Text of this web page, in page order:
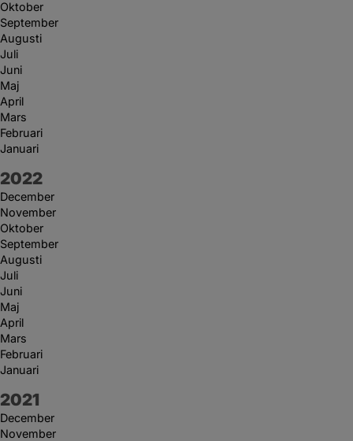
Oktober
September
Augusti
Juli
Juni
Maj
April
Mars
Februari
Januari
År:
2022
December
November
Oktober
September
Augusti
Juli
Juni
Maj
April
Mars
Februari
Januari
År:
2021
December
November